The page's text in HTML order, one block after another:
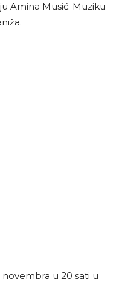
Amina Musić. Muziku
novembra u 20 sati u